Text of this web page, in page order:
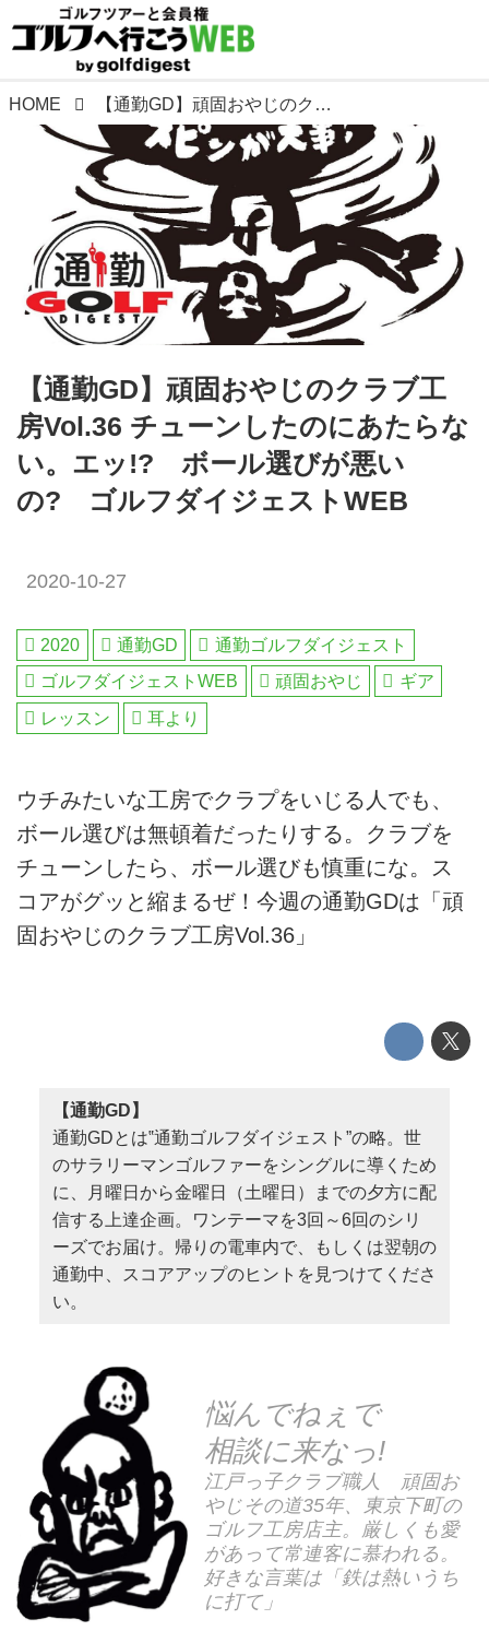
HOME 【通勤GD】頑固おやじのクラブ工房Vol.36 チューンしたのにあたらない。エッ!? ボール選びが悪いの? ゴルフダイジェストWEB
【通勤GD】頑固おやじのクラブ工
房Vol.36 チューンしたのにあたらな
い。エッ!? ボール選びが悪い
の? ゴルフダイジェストWEB
2020-10-27
2020 通勤GD
通勤ゴルフダイジェスト
ゴルフダイジェストWEB
頑固おやじ
ギア
レッスン
耳より
ウチみたいな工房でクラプをいじる人でも、
ボール選びは無頓着だったりする。クラブを
チューンしたら、ボール選びも慎重にな。ス
コアがグッと縮まるぜ！今週の通勤GDは「頑
固おやじのクラブ工房Vol.36」
【通勤GD】
通勤GDとは‟通勤ゴルフダイジェスト”の略。世
のサラリーマンゴルファーをシングルに導くため
に、月曜日から金曜日（土曜日）までの夕方に配
信する上達企画。ワンテーマを3回～6回のシリ
ーズでお届け。帰りの電車内で、もしくは翌朝の
通勤中、スコアアップのヒントを見つけてくださ
い。
悩んでねぇで
相談に来なっ!
江戸っ子クラブ職人 頑固お
やじその道35年、東京下町の
ゴルフ工房店主。厳しくも愛
があって常連客に慕われる。
好きな言葉は「鉄は熱いうち
に打て」